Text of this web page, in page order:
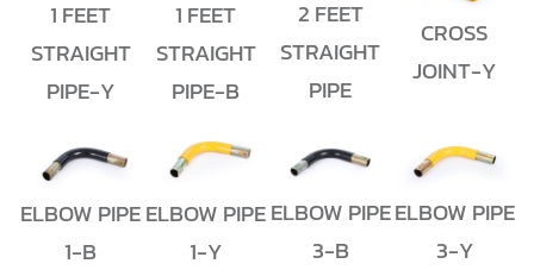
1 FEET
STRAIGHT
PIPE-Y
1 FEET
STRAIGHT
PIPE-B
2 FEET
STRAIGHT
PIPE
CROSS
JOINT-Y
ELBOW PIPE
1-B
ELBOW PIPE
1-Y
ELBOW PIPE
3-B
ELBOW PIPE
3-Y